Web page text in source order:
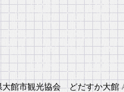
大館市観光協会 どだすか大館